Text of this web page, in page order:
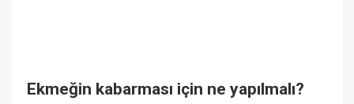
Ekmeğin kabarması için ne yapılmalı?